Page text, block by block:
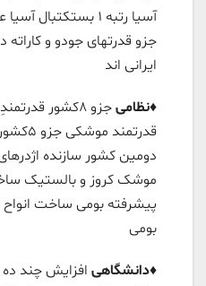
آسیا رتبه ۱
جزو قدرتهای جودو و کاراته
ایرانی اند
♦️نظامی
دومین کشور سازنده
موشک کروز و بالستیک
پیشرفته بومی ساخت انواح
بومی
♦️دانشگاهی افزایش چند ده